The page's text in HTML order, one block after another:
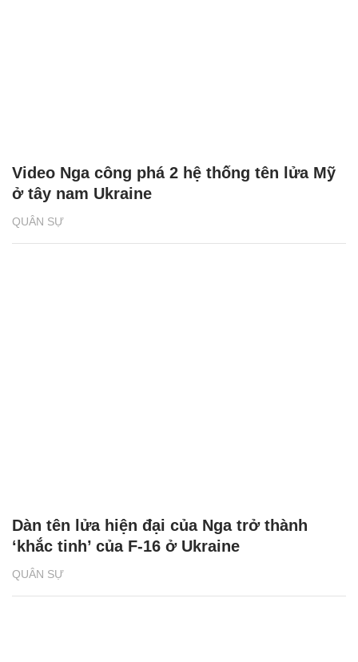
QUÂN SỰ
Video Nga công phá 2 hệ thống tên lửa Mỹ
ở tây nam Ukraine
QUÂN SỰ
Dàn tên lửa hiện đại của Nga trở thành
‘khắc tinh’ của F-16 ở Ukraine